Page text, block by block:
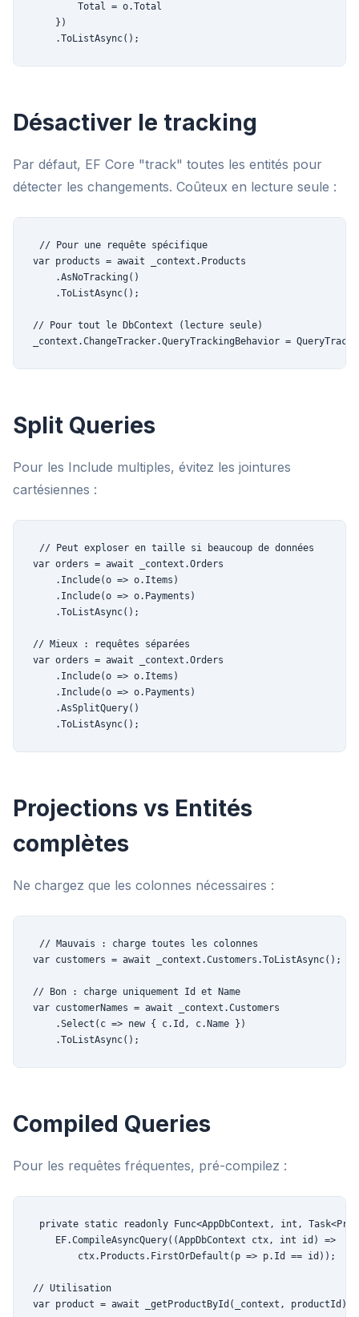
        Total = o.Total
    })
    .ToListAsync();
Désactiver le tracking
Par défaut, EF Core "track" toutes les entités pour
détecter les changements. Coûteux en lecture seule :
// Pour une requête spécifique
var products = await _context.Products
    .AsNoTracking()
    .ToListAsync();
// Pour tout le DbContext (lecture seule)
_context.ChangeTracker.QueryTrackingBehavior =
Split Queries
Pour les Include multiples, évitez les jointures
cartésiennes :
// Peut exploser en taille si beaucoup de données
var orders = await _context.Orders
    .Include(o => o.Items)
    .Include(o => o.Payments)
    .ToListAsync();
// Mieux : requêtes séparées
var orders = await _context.Orders
    .Include(o => o.Items)
    .Include(o => o.Payments)
    .AsSplitQuery()
    .ToListAsync();
Projections vs Entités
complètes
Ne chargez que les colonnes nécessaires :
// Mauvais : charge toutes les colonnes
var customers = await _context.Customers.ToListAsync();
// Bon : charge uniquement Id et Name
var customerNames = await _context.Customers
    .Select(c => new { c.Id, c.Name })
    .ToListAsync();
Compiled Queries
Pour les requêtes fréquentes, pré-compilez :
private static readonly Func<AppDbContext, int,
    EF.CompileAsyncQuery((AppDbContext ctx, int id) =>
        ctx.Products.FirstOrDefault(p => p.Id == id));
// Utilisation
var product = await _getProductById(_context, productId);